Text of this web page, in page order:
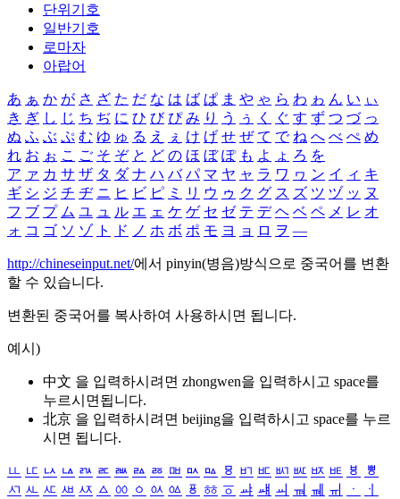
단위기호
일반기호
로마자
아랍어
あ ぁ か が さ ざ た だ な は ば ぱ ま や ゃ ら わ ゎ ん い ぃ
き ぎ し じ ち ぢ に ひ び ぴ み り う ぅ く ぐ す ず つ づ っ
ぬ ふ ぶ ぷ む ゆ ゅ る え ぇ け げ せ ぜ て で ね へ べ ぺ め
れ お ぉ こ ご そ ぞ と ど の ほ ぼ ぽ も よ ょ ろ を
ア ァ カ サ ザ タ ダ ナ ハ バ パ マ ヤ ャ ラ ワ ヮ ン イ ィ キ
ギ シ ジ チ ヂ ニ ヒ ビ ピ ミ リ ウ ゥ ク グ ス ズ ツ ヅ ッ ヌ
フ ブ プ ム ユ ュ ル エ ェ ケ ゲ セ ゼ テ デ ヘ ベ ペ メ レ オ
ォ コ ゴ ソ ゾ ト ド ノ ホ ボ ポ モ ヨ ョ ロ ヲ ―
http://chineseinput.net/에서 pinyin(병음)방식으로 중국어를 변환
할 수 있습니다.
변환된 중국어를 복사하여 사용하시면 됩니다.
예시)
中文 을 입력하시려면 zhongwen을 입력하시고 space를
누르시면됩니다.
北京 을 입력하시려면 beijing을 입력하시고 space를 누르
시면 됩니다.
ㅥ ㅦ ㅧ ㅨ ㅩ ㅪ ㅫ ㅬ ㅭ ㅮ ㅯ ㅰ ㅱ ㅲ ㅳ ㅴ ㅵ ㅶ ㅷ ㅸ
ㅹ
ㅺ ㅻ ㅼ ㅽ ㅾ ㅿ ㆀ ㆁ ㆂ ㆃ ㆄ ㆅ ㆆ ㆇ ㆈ ㆉ ㆊ ㆋ ㆌ ㆍ
ㆎ